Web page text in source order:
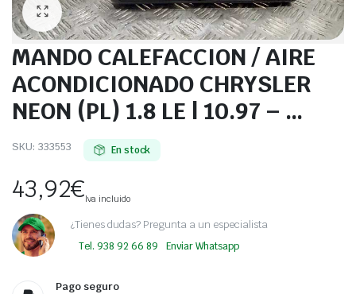
MANDO CALEFACCION / AIRE
ACONDICIONADO CHRYSLER
NEON (PL) 1.8 LE | 10.97 – …
SKU: 333553 En stock
43,92€Iva incluido
¿Tienes dudas? Pregunta a un especialista
Tel. 938 92 66 89 Enviar Whatsapp
Pago seguro